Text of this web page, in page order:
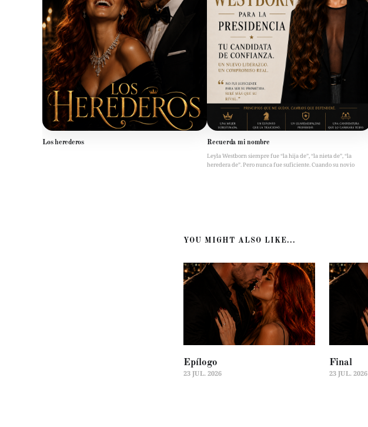
Los herederos Recuerda mi nombre
Leyla Westborn siempre fue “la hija de”, “la nieta de”, “la
heredera de”. Pero nunca fue suficiente. Cuando su novio
YOU MIGHT ALSO LIKE...
Epílogo
23 JUL. 2026
Final
23 JUL. 2026